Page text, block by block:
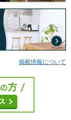
掲載情報について